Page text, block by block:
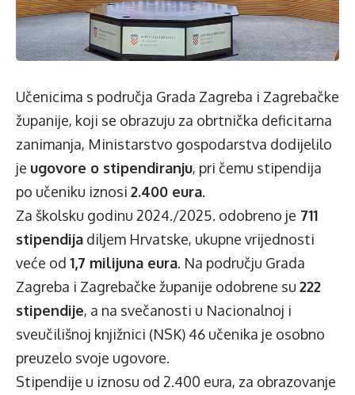
Učenicima s područja Grada Zagreba i Zagrebačke
županije, koji se obrazuju za obrtnička deficitarna
zanimanja, Ministarstvo gospodarstva dodijelilo
je ugovore o stipendiranju, pri čemu stipendija
po učeniku iznosi 2.400 eura.
Za školsku godinu 2024./2025. odobreno je 711
stipendija diljem Hrvatske, ukupne vrijednosti
veće od 1,7 milijuna eura. Na području Grada
Zagreba i Zagrebačke županije odobrene su 222
stipendije, a na svečanosti u Nacionalnoj i
sveučilišnoj knjižnici (NSK) 46 učenika je osobno
preuzelo svoje ugovore.
Stipendije u iznosu od 2.400 eura, za obrazovanje